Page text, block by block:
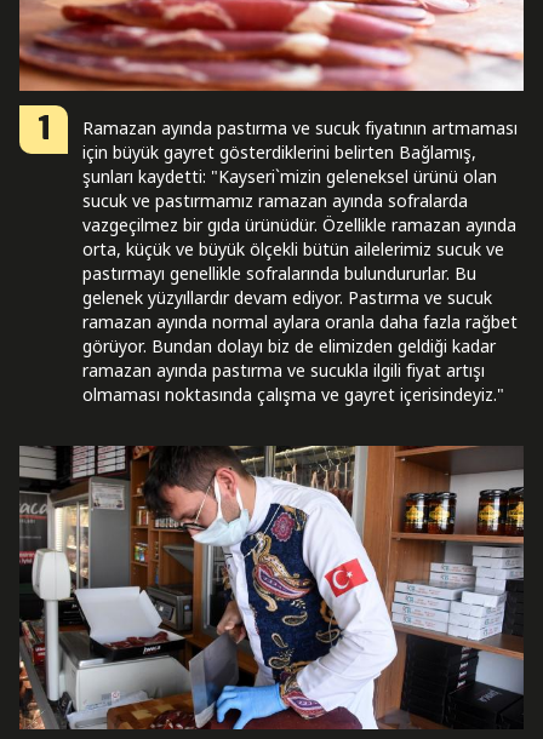
1
Ramazan ayında pastırma ve sucuk fiyatının artmaması
için büyük gayret gösterdiklerini belirten Bağlamış,
şunları kaydetti: "Kayseri`mizin geleneksel ürünü olan
sucuk ve pastırmamız ramazan ayında sofralarda
vazgeçilmez bir gıda ürünüdür. Özellikle ramazan ayında
orta, küçük ve büyük ölçekli bütün ailelerimiz sucuk ve
pastırmayı genellikle sofralarında bulundururlar. Bu
gelenek yüzyıllardır devam ediyor. Pastırma ve sucuk
ramazan ayında normal aylara oranla daha fazla rağbet
görüyor. Bundan dolayı biz de elimizden geldiği kadar
ramazan ayında pastırma ve sucukla ilgili fiyat artışı
olmaması noktasında çalışma ve gayret içerisindeyiz."